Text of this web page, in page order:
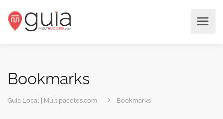
Bookmarks
Guia Local | Multipacotes.com Bookmarks